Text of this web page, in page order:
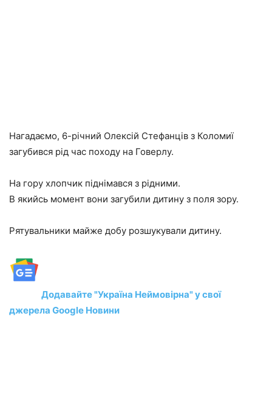
Нагадаємо, 6-річний Олексій Стефанців з Коломиї
загубився рід час походу на Говерлу.
На гору хлопчик піднімався з рідними.
В якийсь момент вони загубили дитину з поля зору.
Рятувальники майже добу розшукували дитину.
Додавайте "Україна Неймовірна" у свої
джерела Google Новини